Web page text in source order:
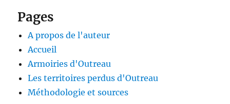
Pages
A propos de l'auteur
Accueil
Armoiries d'Outreau
Les territoires perdus d'Outreau
Méthodologie et sources